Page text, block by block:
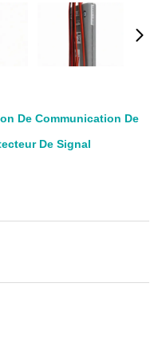
De Communication De
De Signal